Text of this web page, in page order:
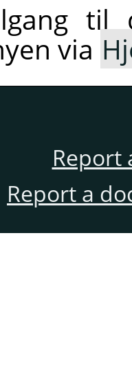
til
via
Report
Report a